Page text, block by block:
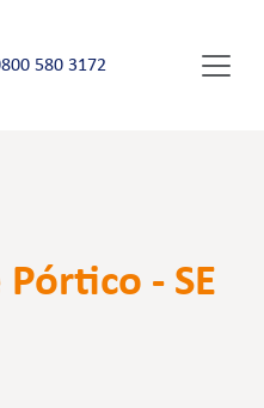
580 3172
- SE